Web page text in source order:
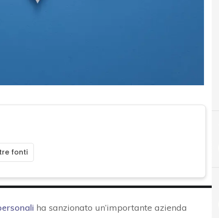
fonti
ha sanzionato un’importante azienda
A
Accountability A automotive